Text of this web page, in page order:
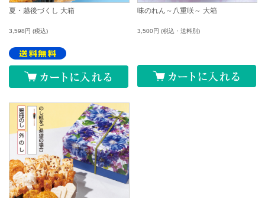
夏・越後づくし 大箱
3,598円 (税込)
味のれん～八重咲～ 大箱
3,500円 (税込・送料別)